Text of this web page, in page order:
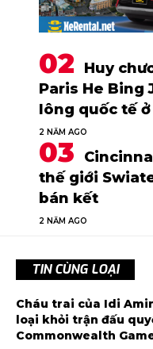
Huy
Paris He Bing
lông quốc tế
2 NĂM AGO
thế giới
bán kết
2 NĂM AGO
TIN CÙNG LOẠI
Cháu trai của Idi
loại khỏi trận đấu
Commonwealth